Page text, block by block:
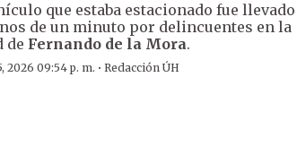
que estaba estacionado fue llevado
de un minuto por delincuentes en la
de Fernando de la Mora.
2026 09:54 p. m. ·Redacción ÚH